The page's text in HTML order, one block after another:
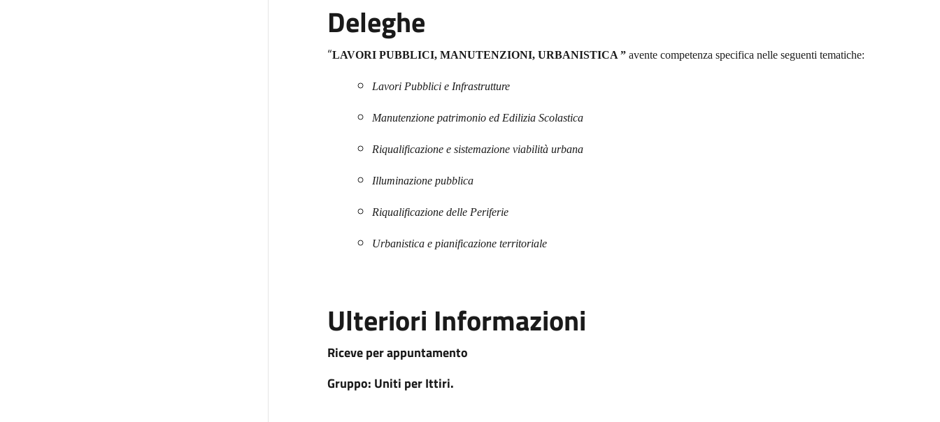
Deleghe
“LAVORI PUBBLICI, MANUTENZIONI, URBANISTICA ” avente competenza specifica nelle seguenti tematiche:
Lavori Pubblici e Infrastrutture
Manutenzione patrimonio ed Edilizia Scolastica
Riqualificazione e sistemazione viabilità urbana
Illuminazione pubblica
Riqualificazione delle Periferie
Urbanistica e pianificazione territoriale
Ulteriori Informazioni
Riceve per appuntamento
Gruppo: Uniti per Ittiri.